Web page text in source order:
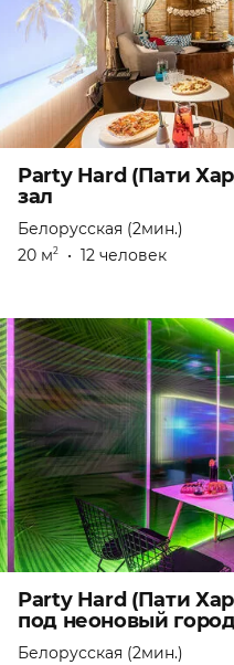
Party Hard (Пати
зал
Белорусская (2мин.)
20 м2 • 12 человек
Party Hard (Пати
под неоновый
Белорусская (2мин.)